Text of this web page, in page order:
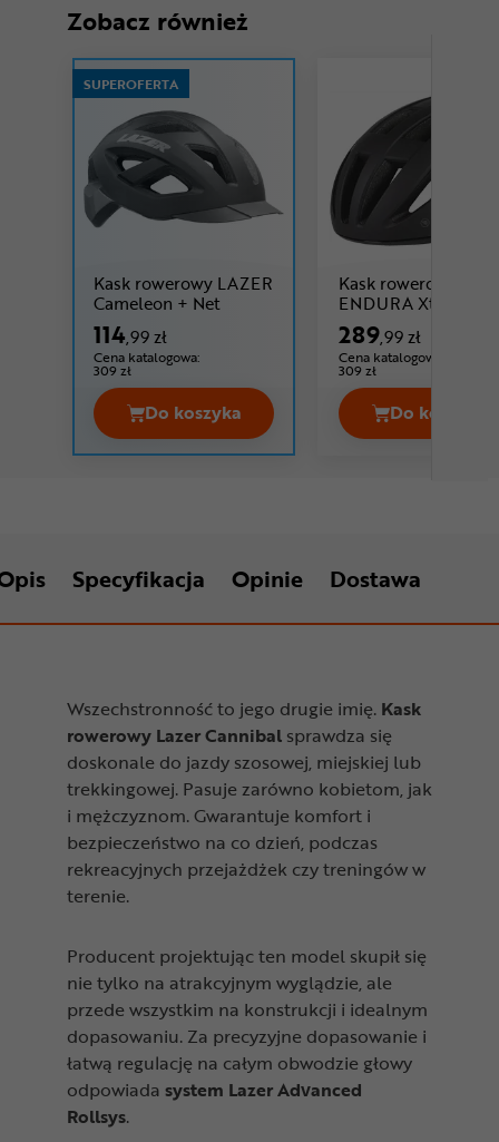
Zobacz również
SUPEROFERTA
Kask rowerowy LAZER
Cameleon + Net
114,99 zł
Cena katalogowa:
309 zł
Do koszyka
Kask rowerowy LAZER Cameleon +
Kask rowerowy
ENDURA Xtract II
289,99 zł
Cena katalogowa:
309 zł
Do koszyka
Kask
Specyfikacja Opinie Dostawa
Wszechstronność to jego drugie imię. Kask
rowerowy Lazer Cannibal sprawdza się
doskonale do jazdy szosowej, miejskiej lub
trekkingowej. Pasuje zarówno kobietom, jak
i mężczyznom. Gwarantuje komfort i
bezpieczeństwo na co dzień, podczas
rekreacyjnych przejażdżek czy treningów w
terenie.
Producent projektując ten model skupił się
nie tylko na atrakcyjnym wyglądzie, ale
przede wszystkim na konstrukcji i idealnym
dopasowaniu. Za precyzyjne dopasowanie i
łatwą regulację na całym obwodzie głowy
odpowiada system Lazer Advanced
Rollsys.